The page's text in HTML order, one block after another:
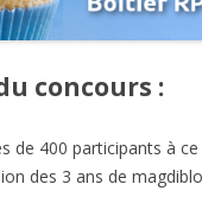
concours :
de 400 participants à
des 3 ans de